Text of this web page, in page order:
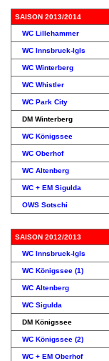
SAISON 2013/2014
WC Lillehammer
WC Innsbruck-Igls
WC Winterberg
WC Whistler
WC Park City
DM Winterberg
WC Königssee
WC Oberhof
WC Altenberg
WC + EM Sigulda
OWS Sotschi
SAISON 2012/2013
WC Innsbruck-Igls
WC Königssee (1)
WC Altenberg
WC Sigulda
DM Königssee
WC Königssee (2)
WC + EM Oberhof